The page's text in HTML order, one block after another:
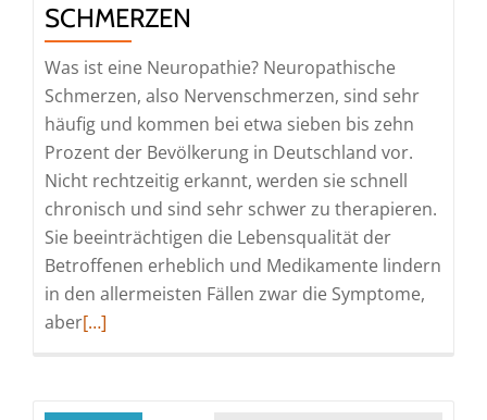
SCHMERZEN
Was ist eine Neuropathie? Neuropathische
Schmerzen, also Nervenschmerzen, sind sehr
häufig und kommen bei etwa sieben bis zehn
Prozent der Bevölkerung in Deutschland vor.
Nicht rechtzeitig erkannt, werden sie schnell
chronisch und sind sehr schwer zu therapieren.
Sie beeinträchtigen die Lebensqualität der
Betroffenen erheblich und Medikamente lindern
in den allermeisten Fällen zwar die Symptome,
aberRead
[…]